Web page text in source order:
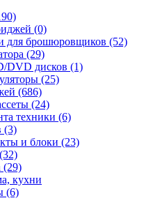
(0)
для брошюровщиков (52)
(29)
DVD дисков (1)
(25)
(686)
(24)
техники (6)
(3)
и блоки (23)
(29)
кухни
(6)